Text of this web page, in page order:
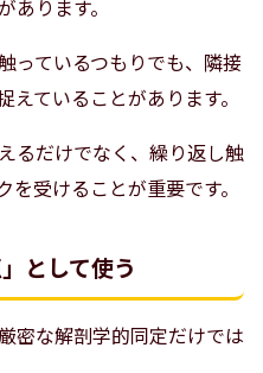
あります。
っているつもりでも、隣接
ていることがあります。
るだけでなく、繰り返し触
を受けることが重要です。
として使う
密な解剖学的同定だけでは